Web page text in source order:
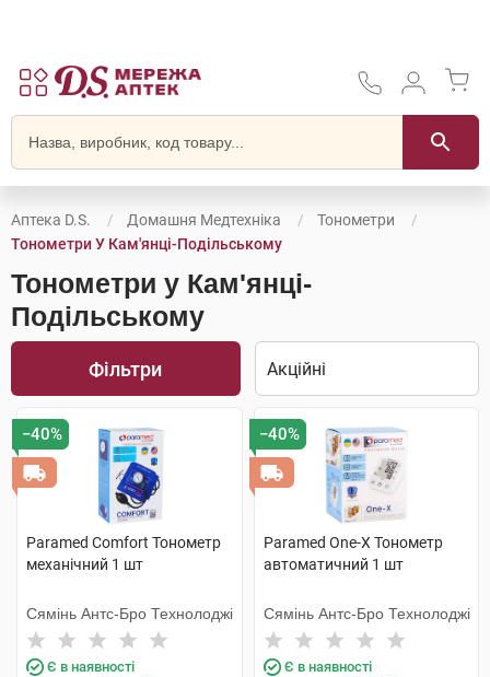
Аптека D.S. Домашня Медтехніка
Тонометри
Тонометри У Кам'янці-Подільському
Тонометри у Кам'янці-
Подільському
Фільтри
−40%
Paramed Comfort Тонометр
механічний 1 шт
Сямінь Антс-Бро Технолоджі
Є в наявності
−40%
Paramed One-X Тонометр
автоматичний 1 шт
Сямінь Антс-Бро Технолоджі
Є в наявності